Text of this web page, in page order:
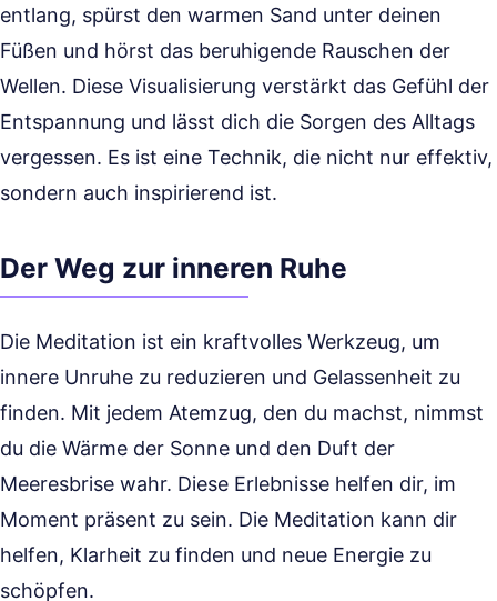
entlang, spürst den warmen Sand unter deinen
Füßen und hörst das beruhigende Rauschen der
Wellen. Diese Visualisierung verstärkt das Gefühl der
Entspannung und lässt dich die Sorgen des Alltags
vergessen. Es ist eine Technik, die nicht nur effektiv,
sondern auch inspirierend ist.
Der Weg zur inneren Ruhe
Die Meditation ist ein kraftvolles Werkzeug, um
innere Unruhe zu reduzieren und Gelassenheit zu
finden. Mit jedem Atemzug, den du machst, nimmst
du die Wärme der Sonne und den Duft der
Meeresbrise wahr. Diese Erlebnisse helfen dir, im
Moment präsent zu sein. Die Meditation kann dir
helfen, Klarheit zu finden und neue Energie zu
schöpfen.